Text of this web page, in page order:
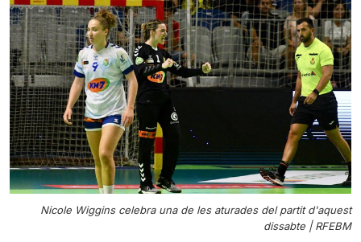
Nicole Wiggins celebra una de les aturades del partit d'aquest
dissabte |RFEBM